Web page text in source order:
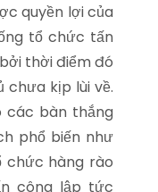
quyền lợi của
tổ chức tấn
thời điểm đó
chưa kịp lùi về.
các bàn thắng
phổ biến như
chức hàng rào
công lập tức